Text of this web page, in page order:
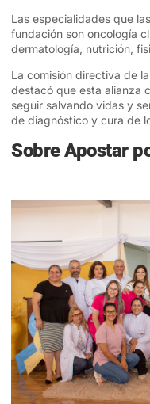
Las especialidades que
fundación son oncología
dermatología, nutrición,
La comisión directiva de
destacó que esta alianza
seguir salvando vidas y
de diagnóstico y cura de
Sobre Apostar